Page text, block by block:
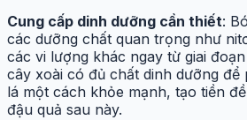
Cung cấp dinh dưỡng cần thiết:
các dưỡng chất quan trọng như
các vi lượng khác ngay từ giai
cây xoài có đủ chất dinh dưỡng
lá một cách khỏe mạnh, tạo tiền
đậu quả sau này.